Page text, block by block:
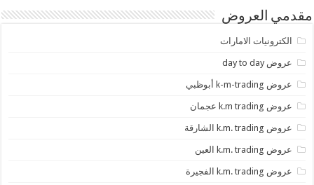
مقدمي العروض
الكترونيات الامارات
عروض day to day
عروض k-m-trading أبوظبي
عروض k.m trading عجمان
عروض k.m. trading الشارقة
عروض k.m. trading العين
عروض k.m. trading الفجيرة